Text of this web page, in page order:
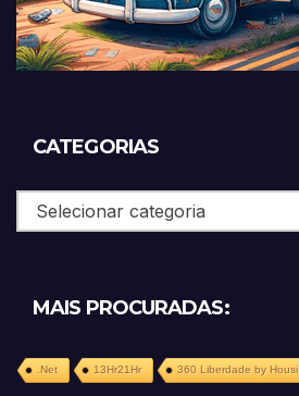
CATEGORIAS
Categorias
MAIS PROCURADAS:
.Net 13Hr21Hr 360 Liberdade by Housi